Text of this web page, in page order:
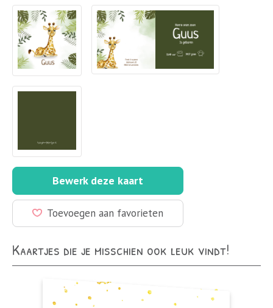
Bewerk deze kaart
Toevoegen aan favorieten
Kaartjes die je misschien ook leuk vindt!